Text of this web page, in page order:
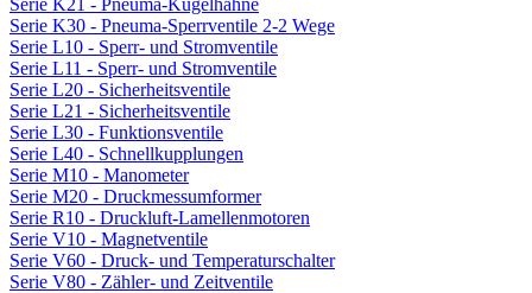
Serie K21 - Pneuma-Kugelhähne
Serie K30 - Pneuma-Sperrventile 2-2 Wege
Serie L10 - Sperr- und Stromventile
Serie L11 - Sperr- und Stromventile
Serie L20 - Sicherheitsventile
Serie L21 - Sicherheitsventile
Serie L30 - Funktionsventile
Serie L40 - Schnellkupplungen
Serie M10 - Manometer
Serie M20 - Druckmessumformer
Serie R10 - Druckluft-Lamellenmotoren
Serie V10 - Magnetventile
Serie V60 - Druck- und Temperaturschalter
Serie V80 - Zähler- und Zeitventile